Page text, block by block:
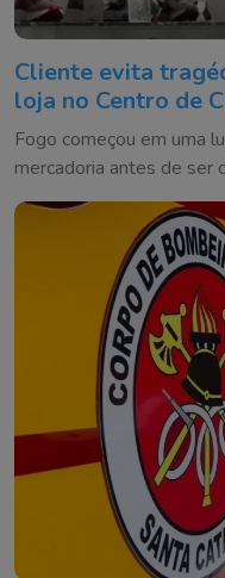
Cliente evita
loja no Centro de
Fogo começou em uma
mercadoria antes de ser
incêndio